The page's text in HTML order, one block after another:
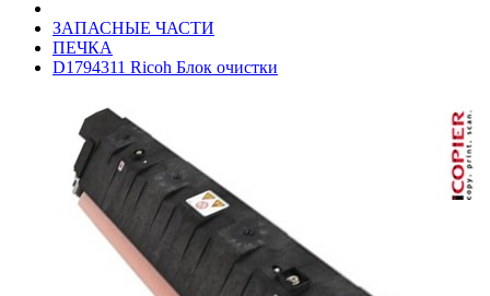
ЗАПАСНЫЕ ЧАСТИ
ПЕЧКА
D1794311 Ricoh Блок очистки